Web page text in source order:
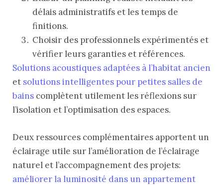
délais administratifs et les temps de
finitions.
Choisir des professionnels expérimentés et
vérifier leurs garanties et références.
Solutions acoustiques adaptées à l’habitat ancien
et solutions intelligentes pour petites salles de
bains complètent utilement les réflexions sur
l’isolation et l’optimisation des espaces.
Deux ressources complémentaires apportent un
éclairage utile sur l’amélioration de l’éclairage
naturel et l’accompagnement des projets:
améliorer la luminosité dans un appartement